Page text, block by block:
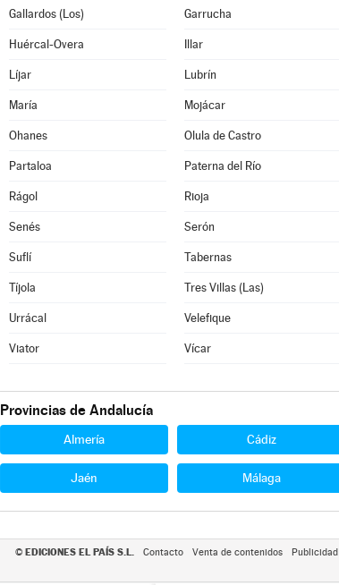
Gallardos (Los) Garrucha
Huércal-Overa Illar
Líjar Lubrín
María Mojácar
Ohanes Olula de Castro
Partaloa Paterna del Río
Rágol Rioja
Senés Serón
Suflí Tabernas
Tíjola Tres Villas (Las)
Urrácal Velefique
Viator Vícar
Provincias de Andalucía
Almería Cádiz
Jaén Málaga
© EDICIONES EL PAÍS S.L. Contacto Venta de contenidos Publicidad